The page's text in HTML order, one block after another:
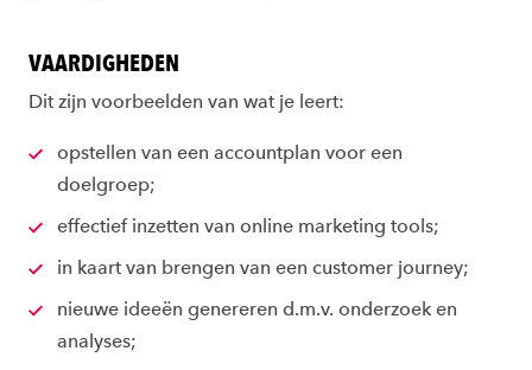
VAARDIGHEDEN
Dit zijn voorbeelden van wat je leert:
opstellen van een accountplan voor een
doelgroep;
effectief inzetten van online marketing tools;
in kaart van brengen van een customer journey;
nieuwe ideeën genereren d.m.v. onderzoek en
analyses;